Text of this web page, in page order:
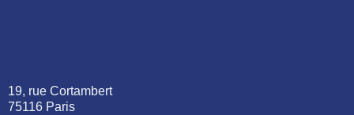
19, rue Cortambert
75116 Paris